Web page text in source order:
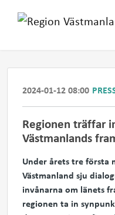
2024-01-12 08:00
Regionen träffar
Västmanlands
Under årets tre första
Västmanland sju
invånarna om länets
regionen ta in